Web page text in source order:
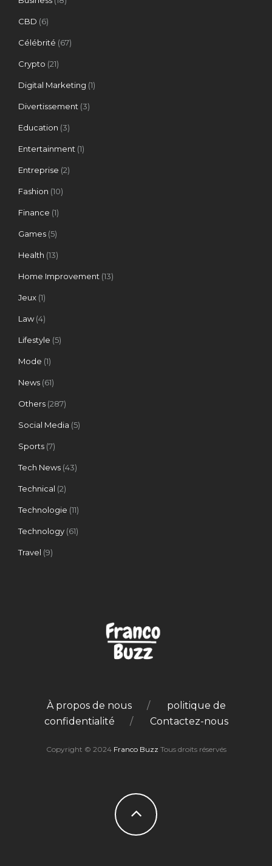
CBD (6)
Célébrité (67)
Crypto (21)
Digital Marketing (1)
Divertissement (3)
Education (3)
Entertainment (1)
Entreprise (2)
Fashion (10)
Finance (1)
Games (5)
Health (13)
Home Improvement (13)
Jeux (1)
Law(4)
Lifestyle (5)
Mode (1)
News (61)
Others (287)
Social Media (5)
Sports (7)
Tech News (43)
Technical (2)
Technologie (11)
Technology (61)
Travel (9)
À propos de nous
politique de
confidentialité
Contactez-nous
Copyright © 2024 Franco Buzz Tous droits réservés